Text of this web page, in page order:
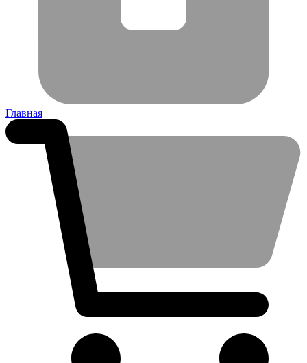
Главная